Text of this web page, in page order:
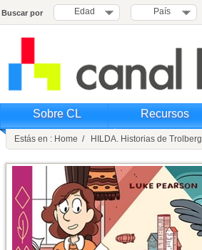
Buscar por Edad País
Sobre CL Recursos
Estás en : Home / HILDA. Historias de Trolberg